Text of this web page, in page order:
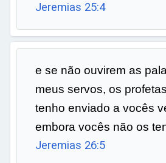
Jeremias 25:4
e se não ouvirem as
meus servos, os
tenho enviado a vocês
embora vocês não os
Jeremias 26:5